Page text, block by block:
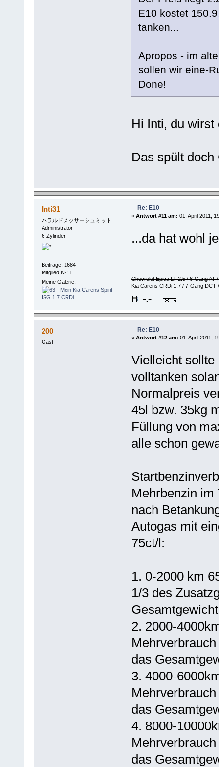
E10 kostet
tanken...
Apropos - im
sollen wir eine-
Done!
Hi Inti, du wirst
Das spült
Inti31
ハラルドメッサーシュミット
Administrator
6-Zylinder
Beiträge: 1684
Mitglied Nº: 1
Meine Galerie:
Re: E10
« Antwort #11 am: 01. April 2011,
...da hat wohl
Chevrolet Epica LT 2.5 / 6-Gang AT
Kia Carens CRDi 1.7 / 7-Gang DCT
200
Gast
Re: E10
« Antwort #12 am: 01. April 2011,
Vielleicht sollte
volltanken
Normalpreis
45l bzw. 35kg
Füllung von
alle schon
Mehrbenzin im
nach
Autogas mit
75ct/l:
1. 0-2000 km
1/3 des
2. 2000-
das
3. 4000-
das
4. 8000-
das